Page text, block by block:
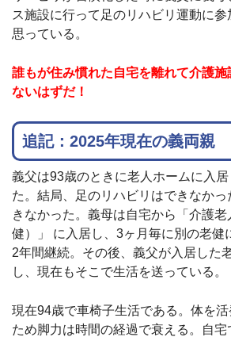
ス施設に行って足のリハビリ運動に参
思っている。
誰もが住み慣れた自宅を離れて介護施
ないはずだ！
追記：2025年現在の義両親
義父は93歳のときに老人ホームに入
た。結局、足のリハビリはできなか
きなかった。義母は自宅から「介護
健）」 に入居し、3ヶ月毎に別の老健
2年間継続。その後、義父が入居した
し、現在もそこで生活を送っている。
現在94歳で車椅子生活である。体を
ため脚力は時間の経過で衰える。自